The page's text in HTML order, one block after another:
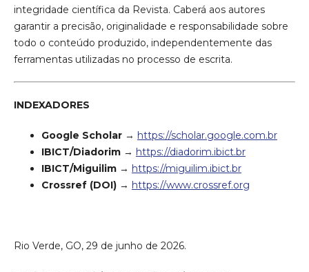
integridade científica da Revista. Caberá aos autores
garantir a precisão, originalidade e responsabilidade sobre
todo o conteúdo produzido, independentemente das
ferramentas utilizadas no processo de escrita.
INDEXADORES
Google Scholar→ https://scholar.google.com.br
IBICT/Diadorim→ https://diadorim.ibict.br
IBICT/Miguilim→ https://miguilim.ibict.br
Crossref (DOI)→ https://www.crossref.org
Rio Verde, GO, 29 de junho de 2026.